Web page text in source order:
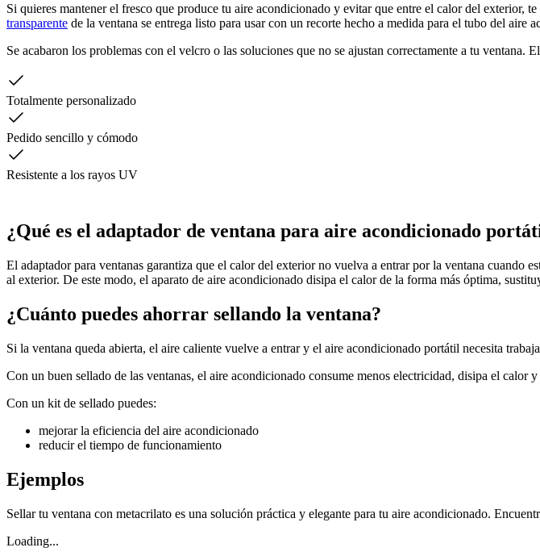
Si quieres mantener el fresco que produce tu aire acondicionado y evitar que entre el calor del exterior,
transparente de la ventana se entrega listo para usar con un recorte hecho a medida para el tubo del aire
Se acabaron los problemas con el velcro o las soluciones que no se ajustan correctamente a tu ventana.
Totalmente personalizado
Pedido sencillo y cómodo
Resistente a los rayos UV
¿Qué es el adaptador de ventana para aire acondicionado
El adaptador para ventanas garantiza que el calor del exterior no vuelva a entrar por la ventana cuando
al exterior. De este modo, el aparato de aire acondicionado disipa el calor de la forma más óptima,
¿Cuánto puedes ahorrar sellando la ventana?
Si la ventana queda abierta, el aire caliente vuelve a entrar y el aire acondicionado portátil necesita
Con un buen sellado de las ventanas, el aire acondicionado consume menos electricidad, disipa el
Con un kit de sellado puedes:
mejorar la eficiencia del aire acondicionado
reducir el tiempo de funcionamiento
Ejemplos
Sellar tu ventana con metacrilato es una solución práctica y elegante para tu aire acondicionado.
Loading...